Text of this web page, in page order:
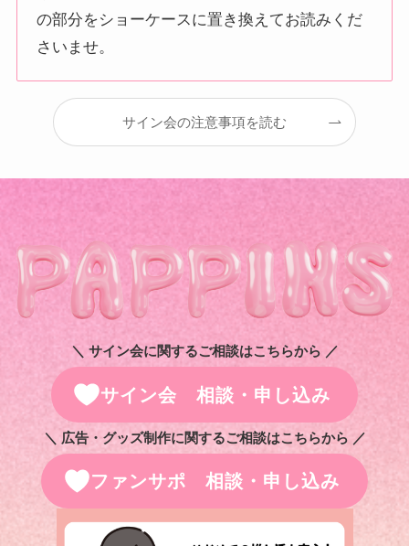
の部分をショーケースに置き換えてお読みくだ
さいませ。
サイン会の注意事項を読む
＼ サイン会に関するご相談はこちらから ／
サイン会 相談・申し込み
＼ 広告・グッズ制作に関するご相談はこちらから ／
ファンサポ 相談・申し込み